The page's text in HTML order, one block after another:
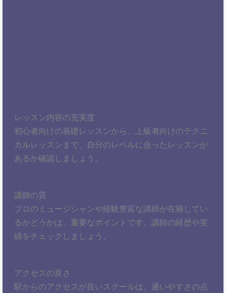
レッスン内容の充実度
初心者向けの基礎レッスンから、上級者向けのテクニ
カルレッスンまで、自分のレベルに合ったレッスンが
あるか確認しましょう。
講師の質
プロのミュージシャンや経験豊富な講師が在籍してい
るかどうかは、重要なポイントです。講師の経歴や実
績をチェックしましょう。
アクセスの良さ
駅からのアクセスが良いスクールは、通いやすさの点